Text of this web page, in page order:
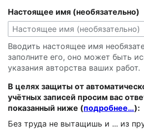
Настоящее имя (необязательно)
Вводить настоящее имя
заполните его, оно может быть
указания авторства ваших работ.
В целях защиты от
учётных записей просим вас
показанный ниже (подробнее…):
Без труда не вытащишь и ... из